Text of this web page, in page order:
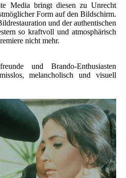
Media bringt diesen zu Unrecht
Form auf den Bildschirm.
und der authentischen
so kraftvoll und atmosphärisch
nicht mehr.
und Brando-Enthusiasten
melancholisch und visuell